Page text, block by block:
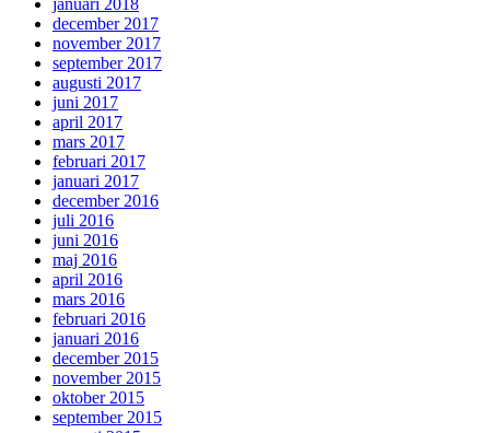
januari 2018
december 2017
november 2017
september 2017
augusti 2017
juni 2017
april 2017
mars 2017
februari 2017
januari 2017
december 2016
juli 2016
juni 2016
maj 2016
april 2016
mars 2016
februari 2016
januari 2016
december 2015
november 2015
oktober 2015
september 2015